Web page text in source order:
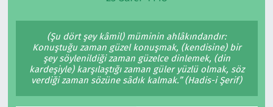
(Şu dört şey kâmil) müminin ahlâkındandır:
Konuştuğu zaman güzel konuşmak, (kendisine) bir
şey söylenildiği zaman güzelce dinlemek, (din
kardeşiyle) karşılaştığı zaman güler yüzlü olmak, söz
verdiği zaman sözüne sâdık kalmak.” (Hadis-i Şerif)
Ekonomi
Siyaset
Foto Galeri
Gündem
Kapaklı
Kırklareli